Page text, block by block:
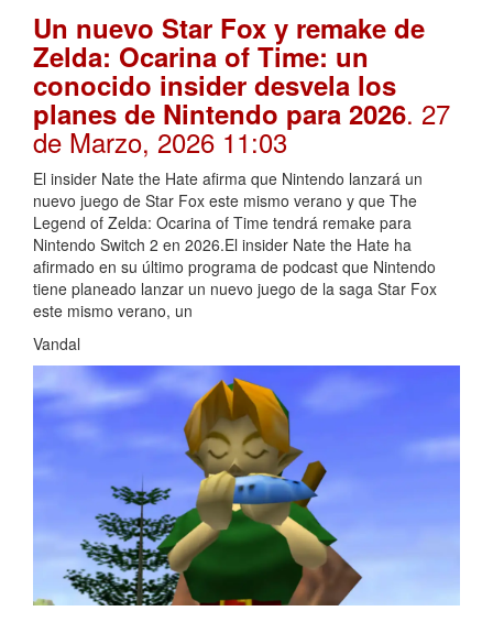
Un nuevo Star Fox y remake de
Zelda: Ocarina of Time: un
conocido insider desvela los
planes de Nintendo para 2026. 27
de Marzo, 2026 11:03
El insider Nate the Hate afirma que Nintendo lanzará un
nuevo juego de Star Fox este mismo verano y que The
Legend of Zelda: Ocarina of Time tendrá remake para
Nintendo Switch 2 en 2026.El insider Nate the Hate ha
afirmado en su último programa de podcast que Nintendo
tiene planeado lanzar un nuevo juego de la saga Star Fox
este mismo verano, un
Vandal